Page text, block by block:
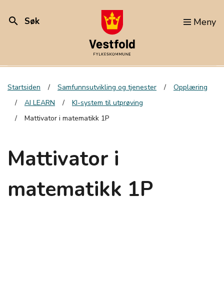
search Søk Meny
Startsiden Samfunnsutvikling og tjenester
Opplæring
AI LEARN
KI-system til utprøving
Mattivator i matematikk 1P
Mattivator i
matematikk 1P